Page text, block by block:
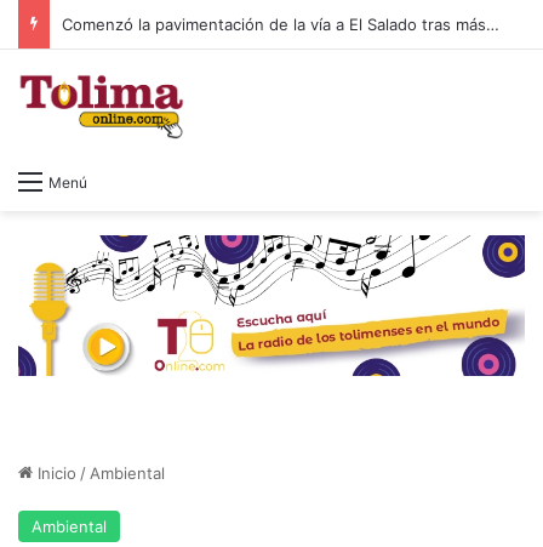
Consejo de Estado mantiene en firme la elección de Abelardo de la Espriella como presidente
Menú
Inicio / Ambiental
Ambiental